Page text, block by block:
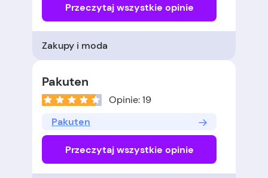
Przeczytaj wszystkie opinie
Zakupy i moda
Pakuten
Opinie: 19
Pakuten
Przeczytaj wszystkie opinie